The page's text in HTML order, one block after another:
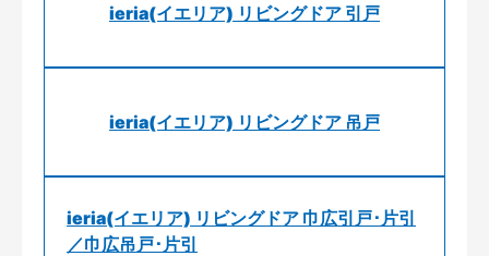
ieria(イエリア) リビングドア 引戸
ieria(イエリア) リビングドア 吊戸
ieria(イエリア) リビングドア 巾広引戸･片引
／巾広吊戸･片引